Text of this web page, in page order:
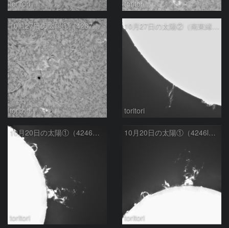
toritori toritori
10月27日の太陽①（4267，4269，4266）
toritori toritori
10月20日の太陽①（4246ループプロミネンス 4248 M1.0フレア コロナ質量放出)
toritori
10月20日の太陽①（4246lループプロミネンス 4248 Ｍ1.0フレア コロナ質量放出）
toritori